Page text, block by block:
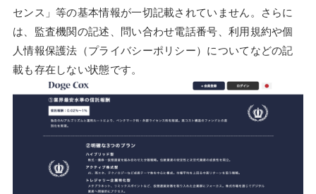
センス」等の基本情報が一切記載されていません。さらに
は、監査機関の記述、問い合わせ電話番号、利用規約や個
人情報保護法（プライバシーポリシー）についてなどの記
載も存在しない状態です。